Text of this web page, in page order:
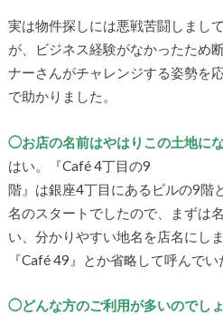
実は物件探しには悪戦苦闘しまし
が、ビジネス経験がなかったため
ナーさんがチャレンジする姿勢を
で助かりました。
◯お店の名前はやはりこの土地に
はい。『Café 4丁目の9
階』は銀座4丁目にあるビルの9階
名のスタートでしたので、まずは
い、分かりやすい地名を店名にし
『Café 49』とか省略して呼んでい
◯どんな方のご利用が多いのでしょ